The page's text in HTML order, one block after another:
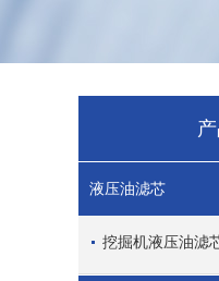
液压油滤芯
挖掘机液压油滤